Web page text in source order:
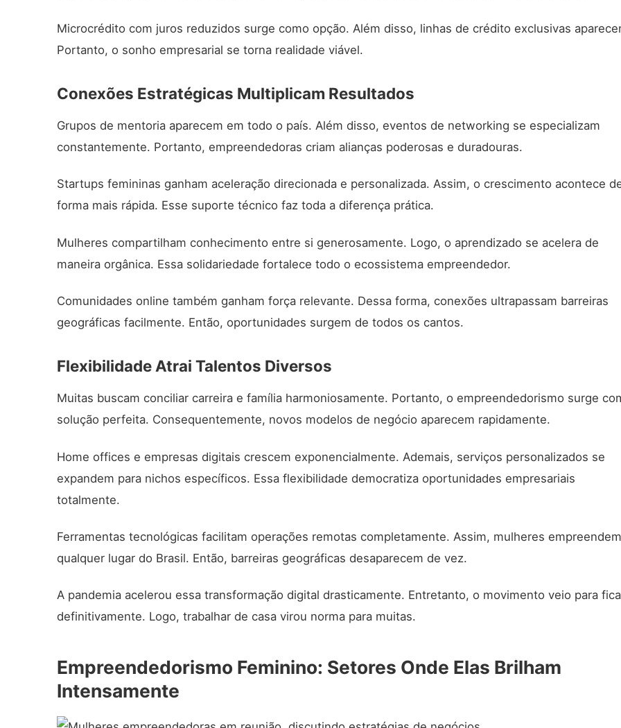
Microcrédito com juros reduzidos surge como opção. Além disso, linhas de crédito exclusivas
Portanto, o sonho empresarial se torna realidade viável.
Conexões Estratégicas Multiplicam Resultados
Grupos de mentoria aparecem em todo o país. Além disso, eventos de networking se especializam
constantemente. Portanto, empreendedoras criam alianças poderosas e duradouras.
Startups femininas ganham aceleração direcionada e personalizada. Assim, o crescimento acontece
forma mais rápida. Esse suporte técnico faz toda a diferença prática.
Mulheres compartilham conhecimento entre si generosamente. Logo, o aprendizado se acelera de
maneira orgânica. Essa solidariedade fortalece todo o ecossistema empreendedor.
Comunidades online também ganham força relevante. Dessa forma, conexões ultrapassam barreiras
geográficas facilmente. Então, oportunidades surgem de todos os cantos.
Flexibilidade Atrai Talentos Diversos
Muitas buscam conciliar carreira e família harmoniosamente. Portanto, o empreendedorismo surge
solução perfeita. Consequentemente, novos modelos de negócio aparecem rapidamente.
Home offices e empresas digitais crescem exponencialmente. Ademais, serviços personalizados se
expandem para nichos específicos. Essa flexibilidade democratiza oportunidades empresariais
totalmente.
Ferramentas tecnológicas facilitam operações remotas completamente. Assim, mulheres
qualquer lugar do Brasil. Então, barreiras geográficas desaparecem de vez.
A pandemia acelerou essa transformação digital drasticamente. Entretanto, o movimento veio para
definitivamente. Logo, trabalhar de casa virou norma para muitas.
Empreendedorismo Feminino: Setores Onde Elas Brilham
Intensamente